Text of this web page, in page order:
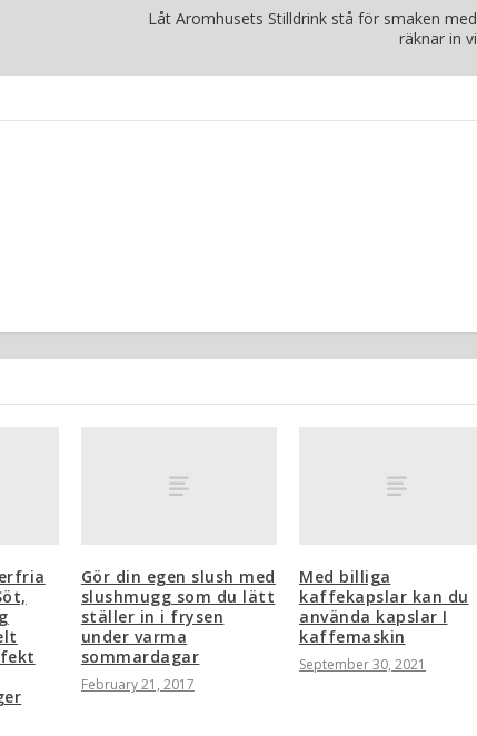
Låt Aromhusets Stilldrink stå för smaken
räknar in
Gör din egen slush med
slushmugg som du lätt
ställer in i frysen
under varma
sommardagar
February 21, 2017
Med billiga
kaffekapslar kan du
använda kapslar I
kaffemaskin
September 30, 2021